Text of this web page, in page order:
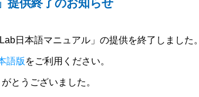
提供終了のお知らせ
日本語マニュアル」の提供を終了しました。
語版 をご利用ください。
とうございました。